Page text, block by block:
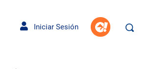
Iniciar Sesión